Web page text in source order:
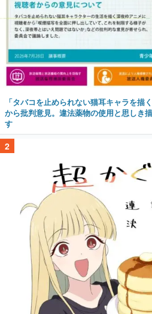
「タバコを止められない猫耳キャラを描
から批判意見。違法薬物の使用と思しき
す
2